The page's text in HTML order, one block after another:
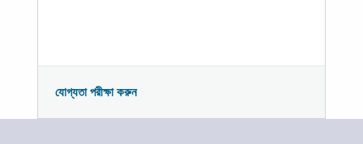
যোগ্যতা পরীক্ষা করুন